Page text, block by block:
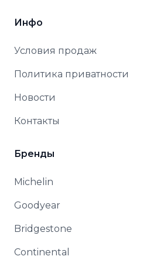
Инфо
Условия продаж
Политика приватности
Новости
Контакты
Бренды
Michelin
Goodyear
Bridgestone
Continental